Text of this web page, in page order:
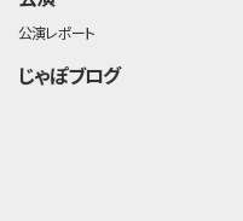
公演レポート
じゃぽブログ